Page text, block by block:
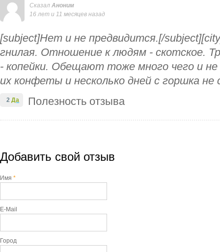
Сказал Аноним
16 лет и 11 месяцев назад
[subject]Нет и не предвидится.[/
гнилая. Отношение к людям - скотское.
- копейки. Обещают тоже много чего и
их конфеты и несколько дней с горшка не
Полезность отзыва
2 Да
Добавить свой отзыв
Имя *
E-Mail
Город